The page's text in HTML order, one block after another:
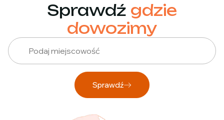
Sprawdź gdzie
dowozimy
Sprawdź